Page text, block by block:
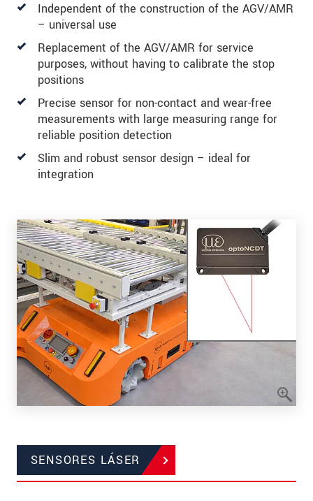
Independent of the construction of the AGV/AMR
– universal use
Replacement of the AGV/AMR for service
purposes, without having to calibrate the stop
positions
Precise sensor for non-contact and wear-free
measurements with large measuring range for
reliable position detection
Slim and robust sensor design – ideal for
integration
SENSORES LÁSER